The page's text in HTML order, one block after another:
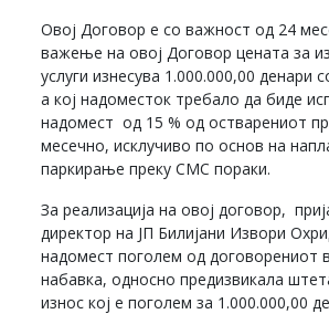
Овој Договор е со важност од 24
важење на овој Договор цената за
услуги изнесува 1.000.000,00 денари
а кој надоместок требало да биде
надомест од 15 % од остварениот
месечно, исклучиво по основ на
паркирање преку СМС пораки.
За реализација на овој договор,
директор на ЈП Билијани Извори
надомест поголем од договорениот
набавка, односно предизвикала
износ кој е поголем за 1.000.000,00